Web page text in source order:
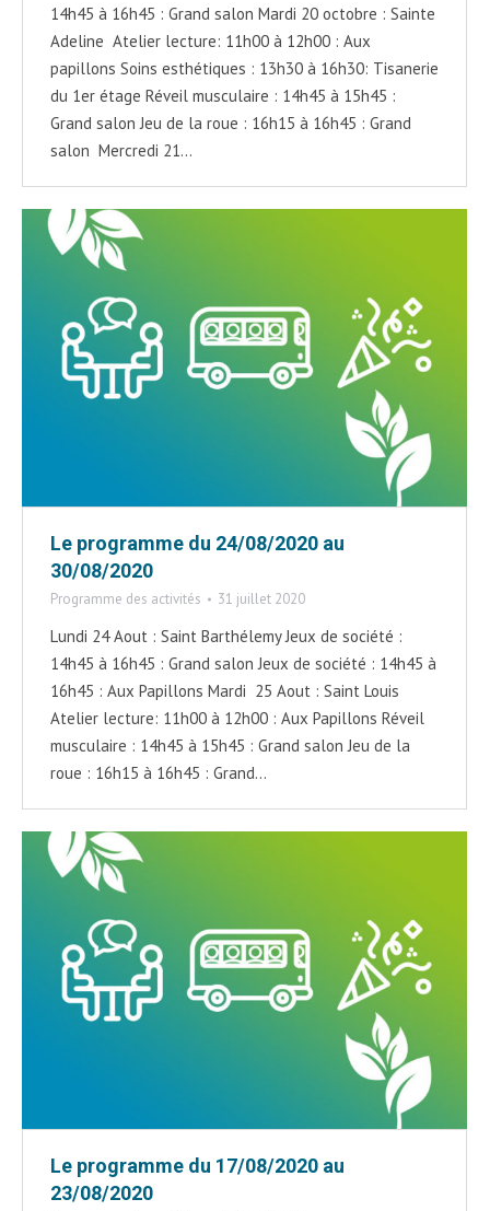
14h45 à 16h45 : Grand salon Mardi 20 octobre : Sainte
Adeline Atelier lecture: 11h00 à 12h00 : Aux
papillons Soins esthétiques : 13h30 à 16h30: Tisanerie
du 1er étage Réveil musculaire : 14h45 à 15h45 :
Grand salon Jeu de la roue : 16h15 à 16h45 : Grand
salon Mercredi 21…
Le programme du 24/08/2020 au
30/08/2020
Programme des activités 31 juillet 2020
Lundi 24 Aout : Saint Barthélemy Jeux de société :
14h45 à 16h45 : Grand salon Jeux de société : 14h45 à
16h45 : Aux Papillons Mardi 25 Aout : Saint Louis
Atelier lecture: 11h00 à 12h00 : Aux Papillons Réveil
musculaire : 14h45 à 15h45 : Grand salon Jeu de la
roue : 16h15 à 16h45 : Grand…
Le programme du 17/08/2020 au
23/08/2020